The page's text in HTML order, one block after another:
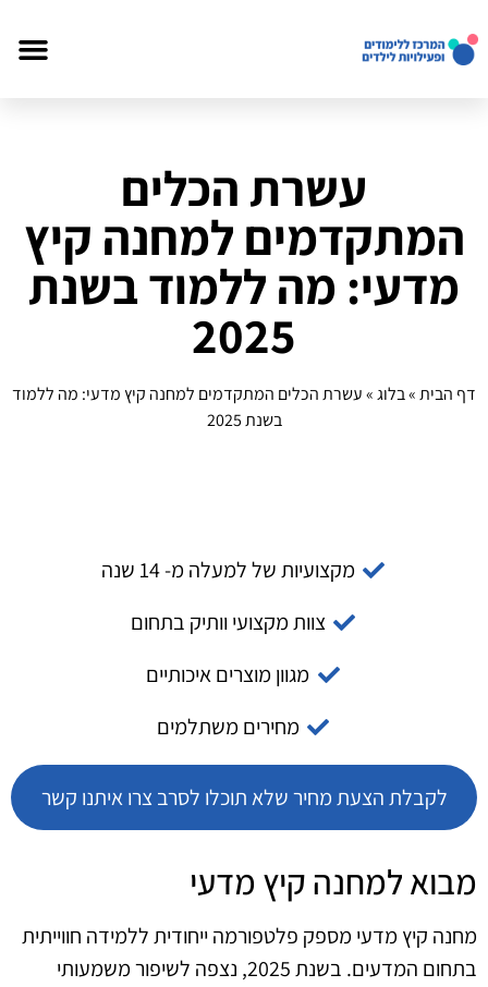
עשרת הכלים
המתקדמים למחנה קיץ
מדעי: מה ללמוד בשנת
2025
דף הבית»בלוג»עשרת הכלים המתקדמים למחנה קיץ מדעי: מה ללמוד
בשנת 2025
מקצועיות של למעלה מ- 14 שנה
צוות מקצועי וותיק בתחום
מגוון מוצרים איכותיים
מחירים משתלמים
לקבלת הצעת מחיר שלא תוכלו לסרב צרו איתנו קשר
מבוא למחנה קיץ מדעי
מחנה קיץ מדעי מספק פלטפורמה ייחודית ללמידה חווייתית
בתחום המדעים. בשנת 2025, נצפה לשיפור משמעותי